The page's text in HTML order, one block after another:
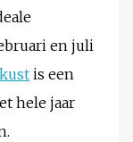
en juli
is een
hele jaar